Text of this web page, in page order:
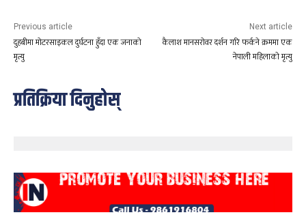
Previous article
दुहबीमा मोटरसाइकल दुर्घटना हुँदा एक जनाको
मृत्यु
Next article
कैलाश मानसरोवर दर्शन गरि फर्कने क्रममा एक
नेपाली महिलाको मृत्यु
प्रतिक्रिया दिनुहोस्